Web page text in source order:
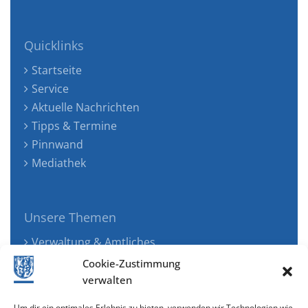
Cookie-Zustimmung
verwalten
Quicklinks
Startseite
Service
Aktuelle Nachrichten
Tipps & Termine
Pinnwand
Mediathek
Unsere Themen
Verwaltung & Amtliches
Jugend, Familie & Gesundheit
Tourismus, Freizeit & Ökologie